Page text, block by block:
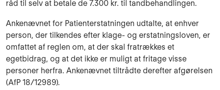
råd til selv at betale de 7.300 kr. til tandbehandlingen.
Ankenævnet for Patienterstatningen udtalte, at enhver
person, der tilkendes efter klage- og erstatningsloven, er
omfattet af reglen om, at der skal fratrækkes et
egetbidrag, og at det ikke er muligt at fritage visse
personer herfra. Ankenævnet tiltrådte derefter afgørelsen
(AfP 18/12989).